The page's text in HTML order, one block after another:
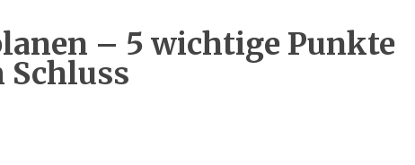
– 5 wichtige Punkte
Schluss